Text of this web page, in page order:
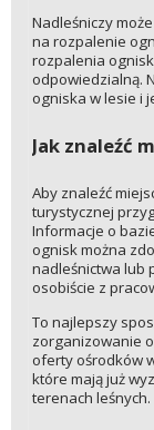
Nadleśniczy
na rozpalenie
rozpalenia
odpowiedzialną.
ogniska w lesie i
Jak znaleźć
Aby znaleźć
turystycznej
Informacje o
ognisk można
nadleśnictwa lub
osobiście z
To najlepszy
zorganizowanie
oferty ośrodków
które mają już
terenach leśnych.